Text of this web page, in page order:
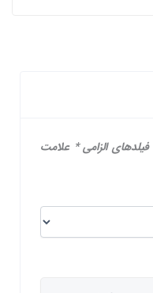
فیلدهای الزامی* علامت